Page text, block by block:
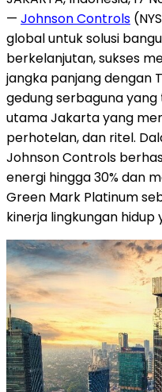
— Johnson Controls
global untuk solusi
berkelanjutan, sukses
jangka panjang dengan
gedung serbaguna
utamaJakartayang
perhotelan, dan ritel.
Johnson Controls
energi hingga 30% dan
Green Mark Platinum
kinerja lingkungan hidup